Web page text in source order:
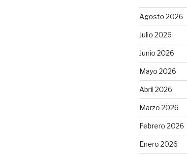
Agosto 2026
Julio 2026
Junio 2026
Mayo 2026
Abril 2026
Marzo 2026
Febrero 2026
Enero 2026